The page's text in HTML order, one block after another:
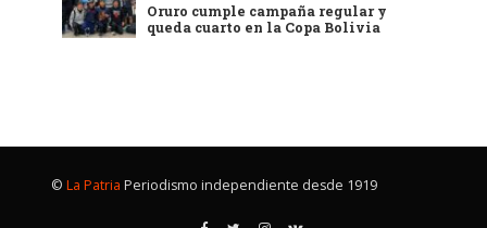
Oruro cumple campaña regular y
queda cuarto en la Copa Bolivia
© La Patria Periodismo independiente desde 1919